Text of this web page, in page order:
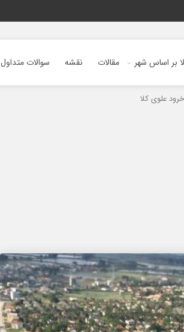
بر اساس شهر مقالات نقشه سوالات متداول
علوی کلا